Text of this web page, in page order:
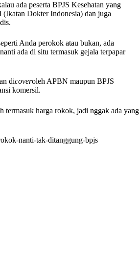
ada peserta BPJS Kesehatan yang
Dokter Indonesia) dan juga
Anda perokok atau bukan, ada
ada di situ termasuk gejala terpapar
dicoveroleh APBN maupun BPJS
komersil.
termasuk harga rokok, jadi nggak ada yang
nanti-tak-ditanggung-bpjs